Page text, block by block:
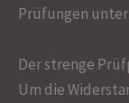
Prüfungen
Der strenge
Um die